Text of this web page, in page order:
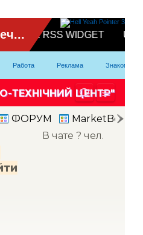
Работа Реклама Знакомство